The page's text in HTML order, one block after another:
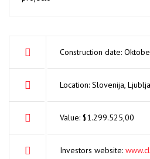
Construction date:
Location: Slovenija,
Value: $1.299.525,00
Investors website: